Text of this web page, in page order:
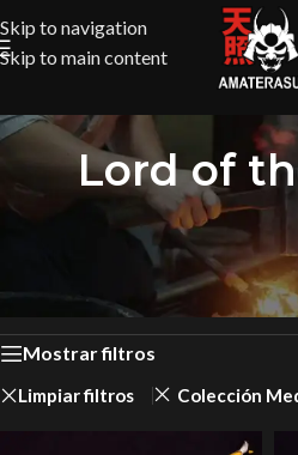
Skip to navigation
Skip to main content
Lord of
Cultura Pop y Colección/
Mostrando 1–12 de 23 resultados
Mostrar filtros
Limpiar filtros Colección